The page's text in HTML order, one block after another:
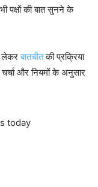
पक्षों की बात सुनने के
लेकरबातचीतकी प्रक्रिया
चर्चा और नियमों के अनुसार
today